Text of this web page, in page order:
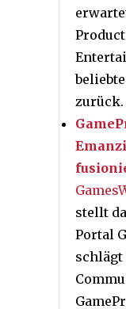
zurück.
stellt
Portal
schlägt